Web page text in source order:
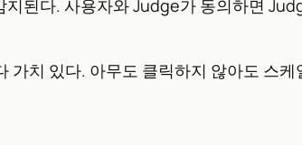
된다. 사용자와 Judge가 동의하면
치 있다. 아무도 클릭하지 않아도 스